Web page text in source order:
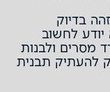
בדיוק
לחשוב
מסרים ולבנות
להעתיק תבנית